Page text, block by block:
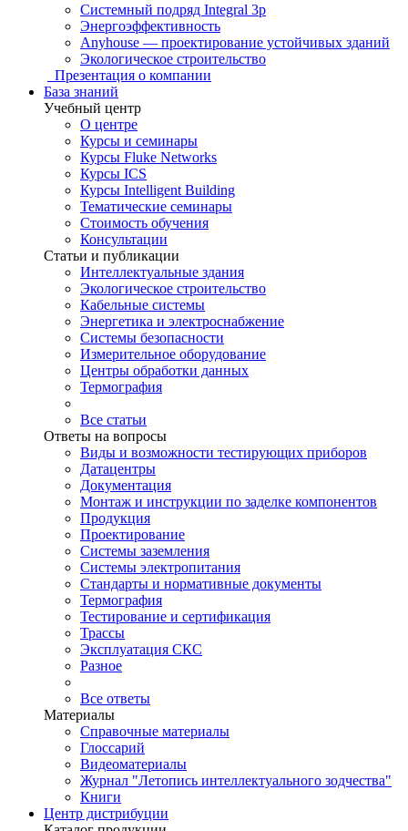
Системный подряд Integral 3p
Энергоэффективность
Anyhouse — проектирование устойчивых зданий
Экологическое строительство
Презентация о компании
База знаний
Учебный центр
О центре
Курсы и семинары
Курсы Fluke Networks
Курсы ICS
Курсы Intelligent Building
Тематические семинары
Стоимость обучения
Консультации
Статьи и публикации
Интеллектуальные здания
Экологическое строительство
Кабельные системы
Энергетика и электроснабжение
Системы безопасности
Измерительное оборудование
Центры обработки данных
Термография
Все статьи
Ответы на вопросы
Виды и возможности тестирующих приборов
Датацентры
Документация
Монтаж и инструкции по заделке компонентов
Продукция
Проектирование
Системы заземления
Системы электропитания
Стандарты и нормативные документы
Термография
Тестирование и сертификация
Трассы
Эксплуатация СКС
Разное
Все ответы
Материалы
Справочные материалы
Глоссарий
Видеоматериалы
Журнал "Летопись интеллектуального зодчества"
Книги
Центр дистрибуции